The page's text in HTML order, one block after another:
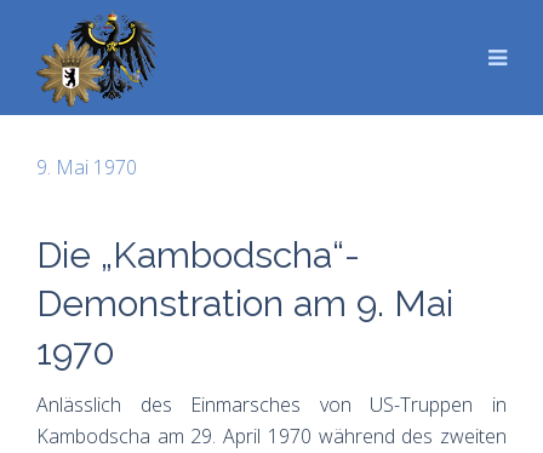
9. Mai 1970
Die „Kambodscha“-
Demonstration am 9. Mai
1970
Anlässlich des Einmarsches von US-Truppen in
Kambodscha am 29. April 1970 während des zweiten